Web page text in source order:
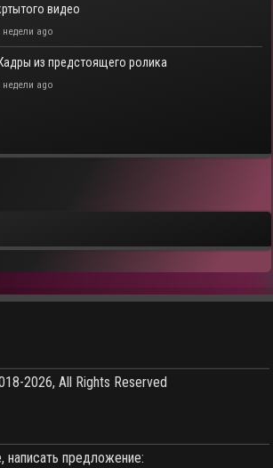
видео
недели ago
из предстоящего ролика
недели ago
2026, All Rights Reserved
предложение: